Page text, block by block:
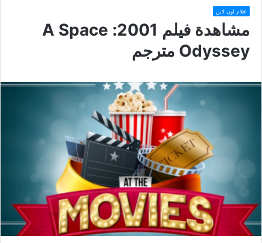
افلام اون لاين
مشاهدة فيلم 2001: A Space
Odyssey مترجم